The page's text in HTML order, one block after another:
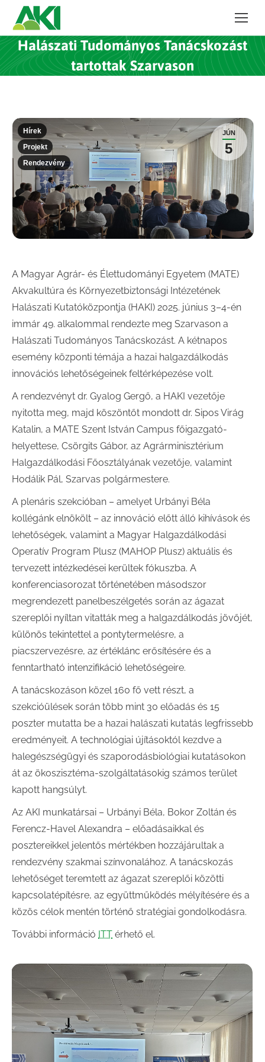
Halászati Tudományos Tanácskozást
tartottak Szarvason
JÚN
5
Hírek
Projekt
Rendezvény
A Magyar Agrár- és Élettudományi Egyetem (MATE)
Akvakultúra és Környezetbiztonsági Intézetének
Halászati Kutatóközpontja (HAKI) 2025. június 3–4-én
immár 49. alkalommal rendezte meg Szarvason a
Halászati Tudományos Tanácskozást. A kétnapos
esemény központi témája a hazai halgazdálkodás
innovációs lehetőségeinek feltérképezése volt.
A rendezvényt dr. Gyalog Gergő, a HAKI vezetője
nyitotta meg, majd köszöntőt mondott dr. Sipos Virág
Katalin, a MATE Szent István Campus főigazgató-
helyettese, Csörgits Gábor, az Agrárminisztérium
Halgazdálkodási Főosztályának vezetője, valamint
Hodálik Pál, Szarvas polgármestere.
A plenáris szekcióban – amelyet Urbányi Béla
kollégánk elnökölt – az innováció előtt álló kihívások és
lehetőségek, valamint a Magyar Halgazdálkodási
Operatív Program Plusz (MAHOP Plusz) aktuális és
tervezett intézkedései kerültek fókuszba. A
konferenciasorozat történetében másodszor
megrendezett panelbeszélgetés során az ágazat
szereplői nyíltan vitatták meg a halgazdálkodás jövőjét,
különös tekintettel a pontytermelésre, a
piacszervezésre, az értéklánc erősítésére és a
fenntartható intenzifikáció lehetőségeire.
A tanácskozáson közel 160 fő vett részt, a
szekcióülések során több mint 30 előadás és 15
poszter mutatta be a hazai halászati kutatás legfrissebb
eredményeit. A technológiai újításoktól kezdve a
halegészségügyi és szaporodásbiológiai kutatásokon
át az ökoszisztéma-szolgáltatásokig számos terület
kapott hangsúlyt.
Az AKI munkatársai – Urbányi Béla, Bokor Zoltán és
Ferencz-Havel Alexandra – előadásaikkal és
posztereikkel jelentős mértékben hozzájárultak a
rendezvény szakmai színvonalához. A tanácskozás
lehetőséget teremtett az ágazat szereplői közötti
kapcsolatépítésre, az együttműködés mélyítésére és a
közös célok mentén történő stratégiai gondolkodásra.
További információ ITT érhető el.